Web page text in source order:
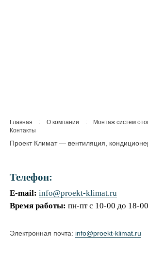
Главная : О компании :
Монтаж систем
Контакты
Проект Климат — вентиляция,
Телефон:
E-mail: info@proekt-klimat.ru
Время работы: пн-пт с 10-00 до 18-00
Электронная почта: info@proekt-klimat.ru